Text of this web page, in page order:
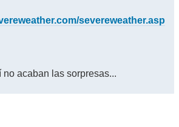
severeweather.asp
no acaban las sorpresas...